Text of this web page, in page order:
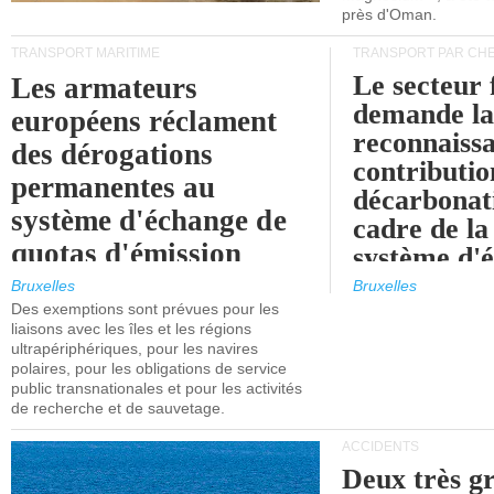
près d'Oman.
TRANSPORT MARITIME
Les armateurs
européens réclament
des dérogations
permanentes au
système d'échange de
quotas d'émission
maritimes de l'UE
après 2030.
Bruxelles
Des exemptions sont prévues pour les
liaisons avec les îles et les régions
ultrapériphériques, pour les navires
polaires, pour les obligations de service
public transnationales et pour les activités
de recherche et de sauvetage.
TRANSPORT PAR
Le
demande la
cadre de
système
quotas
Bruxelles
ACCIDENTS
Deux très